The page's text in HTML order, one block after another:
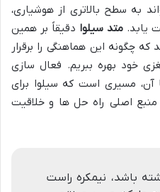
به سطح بالاتری از هوشیاری،
یابد. متد سیلوا دقیقاً بر همین
چگونه این هماهنگی را برقرار
خود بهره ببریم. فعال سازی
آن، مسیری است که سیلوا برای
اصلی راه حل ها و خلاقیت
باشد، نیمکره راست